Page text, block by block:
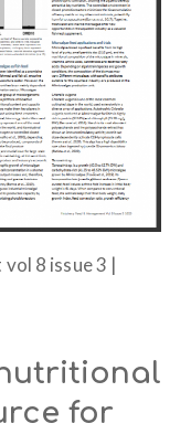
8 issue 3 |
for